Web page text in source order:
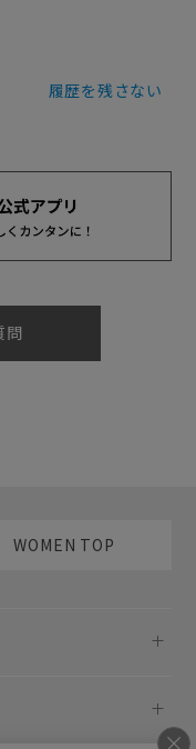
履歴を残さない
問
WOMEN TOP